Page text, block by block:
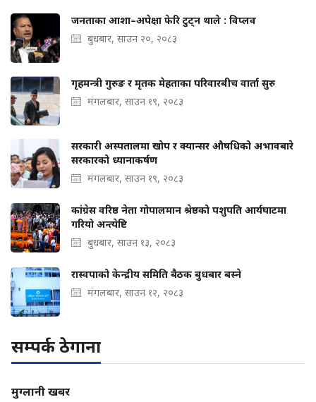
जनताका आशा–अपेक्षा फेरि टुट्न थाले : विप्लव
बुधबार, साउन २०, २०८३
गृहमन्त्री गुरुङ र मृतक मेहताका परिवारबीच वार्ता सुरु
मंगलबार, साउन १९, २०८३
सरकारी अस्पतालमा खोप र क्यान्सर औषधिको अभावबारे
सरकारको ध्यानाकर्षण
मंगलबार, साउन १९, २०८३
कांग्रेस वरिष्ठ नेता गोपालमान श्रेष्ठको पशुपति आर्यघाटमा
गरियो अन्त्येष्टि
बुधबार, साउन १३, २०८३
रास्वपाको केन्द्रीय समिति बैठक बुधबार बस्ने
मंगलबार, साउन १२, २०८३
सम्पर्क ठेगाना
मुग्लानी खबर